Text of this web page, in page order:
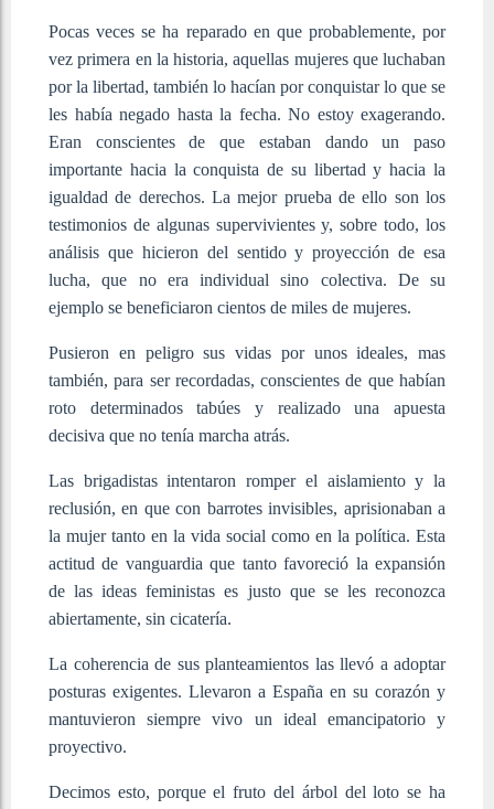
Pocas veces se ha reparado en que probablemente, por
vez primera en la historia, aquellas mujeres que luchaban
por la libertad, también lo hacían por conquistar lo que se
les había negado hasta la fecha. No estoy exagerando.
Eran conscientes de que estaban dando un paso
importante hacia la conquista de su libertad y hacia la
igualdad de derechos. La mejor prueba de ello son los
testimonios de algunas supervivientes y, sobre todo, los
análisis que hicieron del sentido y proyección de esa
lucha, que no era individual sino colectiva. De su
ejemplo se beneficiaron cientos de miles de mujeres.
Pusieron en peligro sus vidas por unos ideales, mas
también, para ser recordadas, conscientes de que habían
roto determinados tabúes y realizado una apuesta
decisiva que no tenía marcha atrás.
Las brigadistas intentaron romper el aislamiento y la
reclusión, en que con barrotes invisibles, aprisionaban a
la mujer tanto en la vida social como en la política. Esta
actitud de vanguardia que tanto favoreció la expansión
de las ideas feministas es justo que se les reconozca
abiertamente, sin cicatería.
La coherencia de sus planteamientos las llevó a adoptar
posturas exigentes. Llevaron a España en su corazón y
mantuvieron siempre vivo un ideal emancipatorio y
proyectivo.
Decimos esto, porque el fruto del árbol del loto se ha